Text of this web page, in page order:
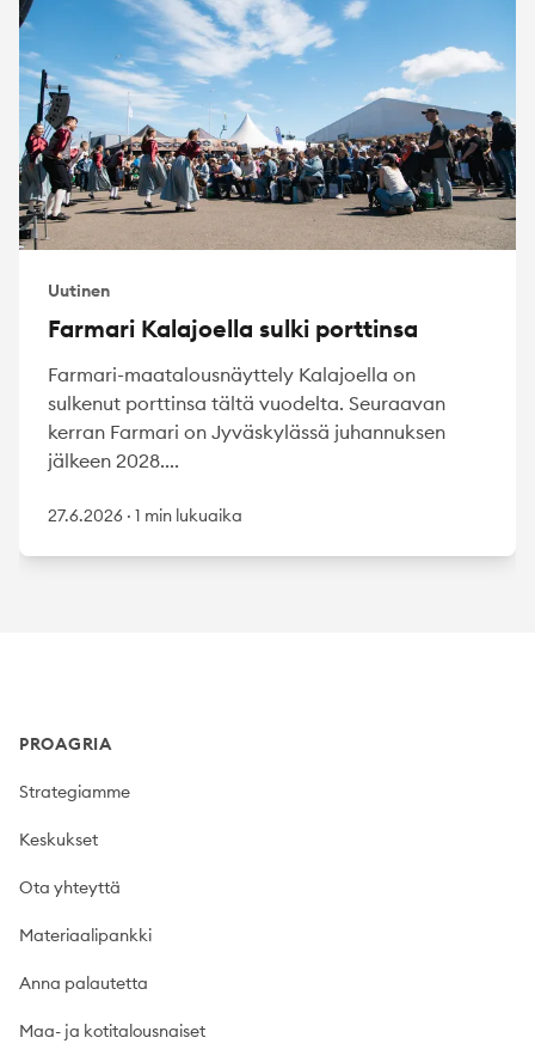
Uutinen
Farmari Kalajoella sulki porttinsa
Farmari-maatalousnäyttely Kalajoella on
sulkenut porttinsa tältä vuodelta. Seuraavan
kerran Farmari on Jyväskylässä juhannuksen
jälkeen 2028....
27.6.2026 · 1 min lukuaika
PROAGRIA
Strategiamme
Keskukset
Ota yhteyttä
Materiaalipankki
Anna palautetta
Maa- ja kotitalousnaiset